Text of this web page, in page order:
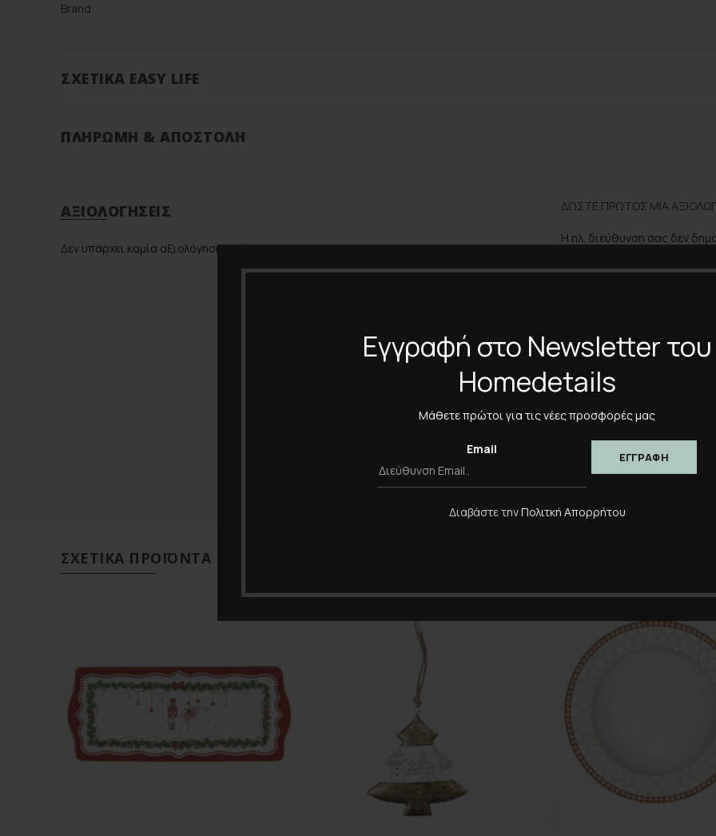
Εγγραφή στο Newsletter του
Homedetails
Μάθετε πρώτοι για τις νέες προσφορές μας
Email
Διαβάστε τηνΠολιτκή Απορρήτου
Brand
Υλικό
ΣΧΕΤΙΚΆ EASY LIFE
ΠΛΗΡΩΜΉ & ΑΠΟΣΤΟΛΉ
ΑΞΙΟΛΟΓΉΣΕΙΣ
Δεν υπάρχει καμία αξιολόγηση ακόμη.
ΔΏΣΤΕ ΠΡΏΤΟΣ ΜΊΑ
Η ηλ. διεύθυνση σας δεν
Η Αξιολόγησή Σας*
Όνομα *
Αποθήκευσε το όνομά
ΣΧΕΤΙΚΆ ΠΡΟΪΌΝΤΑ